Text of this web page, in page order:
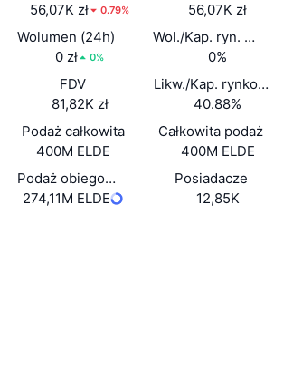
56,07K zł
0.79%
56,07K zł
Wolumen (24h)
0 zł
0%
Wol./Kap. ryn. (24 h)
0%
FDV
81,82K zł
Likw./Kap. rynkowa
40.88%
Podaż całkowita
400M ELDE
Całkowita podaż
400M ELDE
Podaż obiegowa
274,11M ELDE
Posiadacze
12,85K